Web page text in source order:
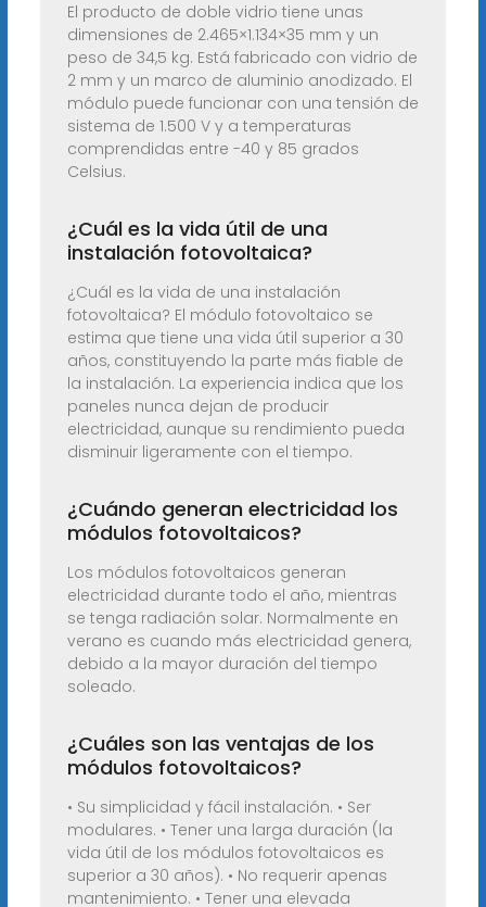
El producto de doble vidrio tiene unas
dimensiones de 2.465×1.134×35 mm y un
peso de 34,5 kg. Está fabricado con vidrio de
2 mm y un marco de aluminio anodizado. El
módulo puede funcionar con una tensión de
sistema de 1.500 V y a temperaturas
comprendidas entre -40 y 85 grados
Celsius.
¿Cuál es la vida útil de una
instalación fotovoltaica?
¿Cuál es la vida de una instalación
fotovoltaica? El módulo fotovoltaico se
estima que tiene una vida útil superior a 30
años, constituyendo la parte más fiable de
la instalación. La experiencia indica que los
paneles nunca dejan de producir
electricidad, aunque su rendimiento pueda
disminuir ligeramente con el tiempo.
¿Cuándo generan electricidad los
módulos fotovoltaicos?
Los módulos fotovoltaicos generan
electricidad durante todo el año, mientras
se tenga radiación solar. Normalmente en
verano es cuando más electricidad genera,
debido a la mayor duración del tiempo
soleado.
¿Cuáles son las ventajas de los
módulos fotovoltaicos?
• Su simplicidad y fácil instalación. • Ser
modulares. • Tener una larga duración (la
vida útil de los módulos fotovoltaicos es
superior a 30 años). • No requerir apenas
mantenimiento. • Tener una elevada